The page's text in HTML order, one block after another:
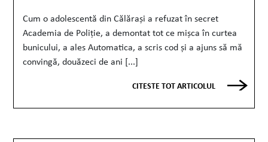
Cum o adolescentă din Călărași a refuzat în secret
Academia de Poliție, a demontat tot ce mișca în curtea
bunicului, a ales Automatica, a scris cod și a ajuns să mă
convingă, douăzeci de ani [...]
CITESTE TOT ARTICOLUL